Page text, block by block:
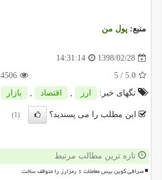
منبع: پول من
1398/02/28
14:31:14
5.0
/ 5
4506
تگهای خبر:
ارز , اقتصاد , بازار
این مطلب را می پسندید؟ (1)
تازه ترین مطالب مرتبط
صرافی کوین بیس معاملات ۶ رمزارز را متوقف ساخت